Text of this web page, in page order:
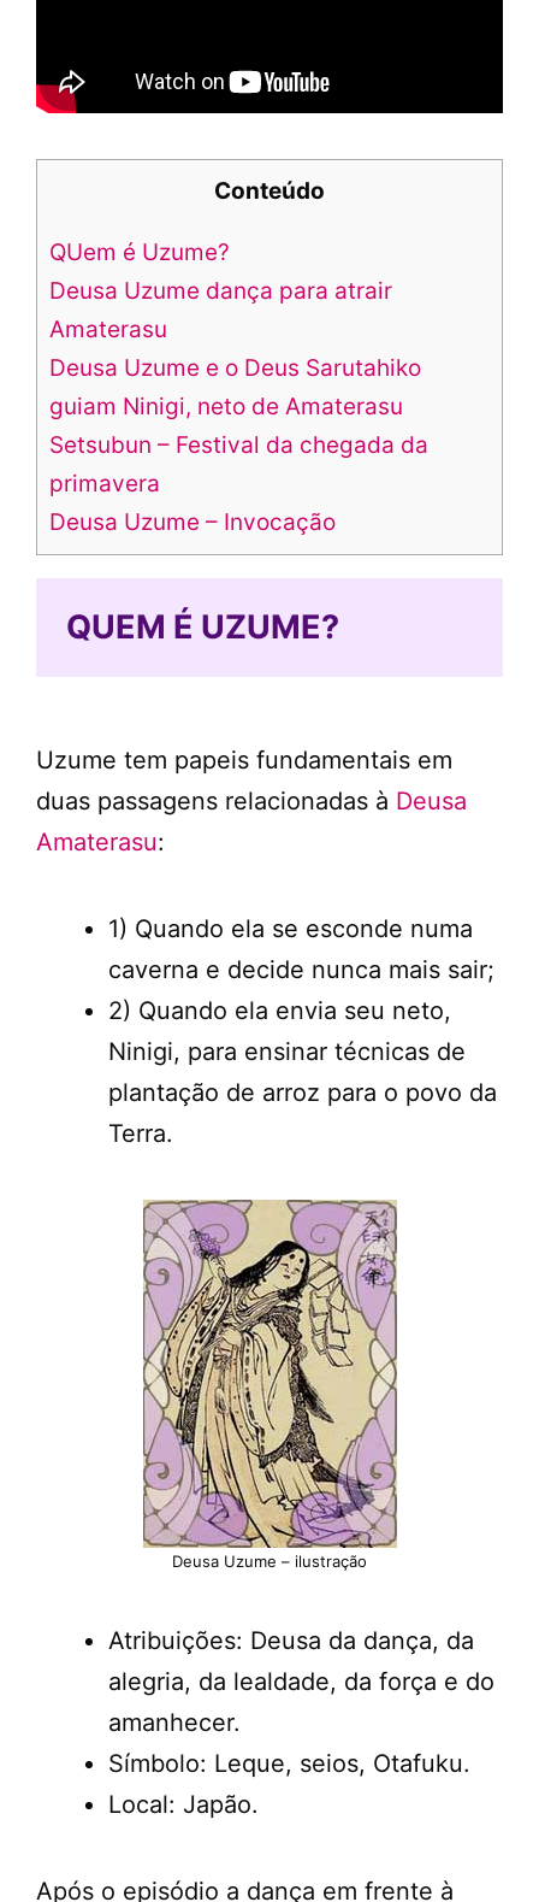
Conteúdo
QUem é Uzume?
Deusa Uzume dança para atrair
Amaterasu
Deusa Uzume e o Deus Sarutahiko
guiam Ninigi, neto de Amaterasu
Setsubun – Festival da chegada da
primavera
Deusa Uzume – Invocação
QUEM É UZUME?
Uzume tem papeis fundamentais em
duas passagens relacionadas à Deusa
Amaterasu:
1) Quando ela se esconde numa
caverna e decide nunca mais sair;
2) Quando ela envia seu neto,
Ninigi, para ensinar técnicas de
plantação de arroz para o povo da
Terra.
Deusa Uzume – ilustração
Atribuições: Deusa da dança, da
alegria, da lealdade, da força e do
amanhecer.
Símbolo: Leque, seios, Otafuku.
Local: Japão.
Após o episódio a dança em frente à